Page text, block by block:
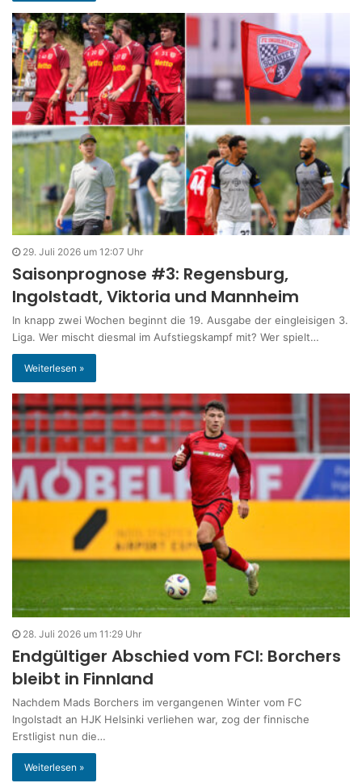
29. Juli 2026 um 12:07 Uhr
Saisonprognose #3: Regensburg,
Ingolstadt, Viktoria und Mannheim
In knapp zwei Wochen beginnt die 19. Ausgabe der eingleisigen 3.
Liga. Wer mischt diesmal im Aufstiegskampf mit? Wer spielt…
Weiterlesen »
28. Juli 2026 um 11:29 Uhr
Endgültiger Abschied vom FCI: Borchers
bleibt in Finnland
Nachdem Mads Borchers im vergangenen Winter vom FC
Ingolstadt an HJK Helsinki verliehen war, zog der finnische
Erstligist nun die…
Weiterlesen »